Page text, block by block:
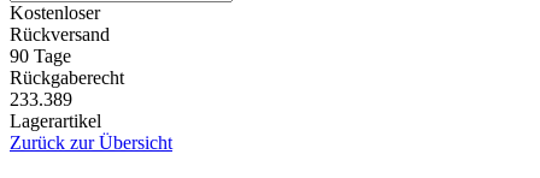
Kostenloser
Rückversand
90 Tage
Rückgaberecht
233.389
Lagerartikel
Zurück zur Übersicht